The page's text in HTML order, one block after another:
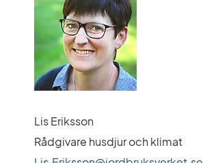
Lis Eriksson
Rådgivare husdjur och klimat